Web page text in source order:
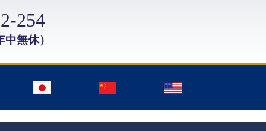
254
無休）